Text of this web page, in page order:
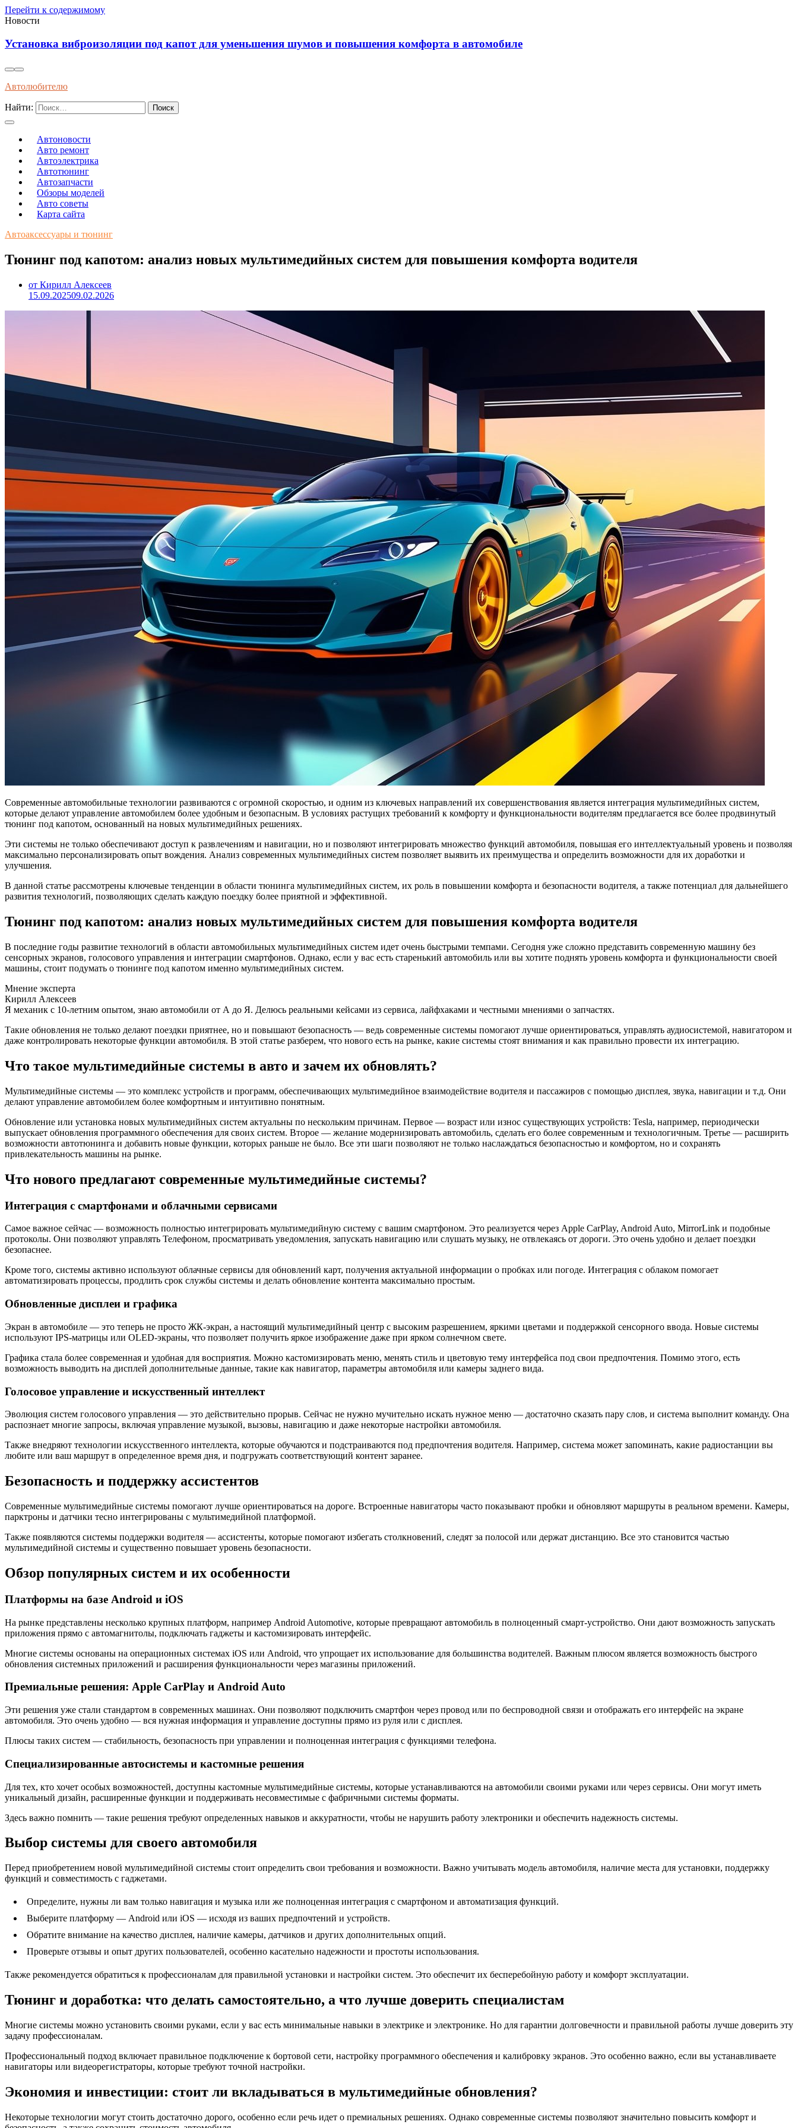
Перейти к содержимому
Новости
Влияние современного топлива на износ и долговечность двигателей внутреннего сгорания
Автолюбителю
Найти:
Автоновости
Авто ремонт
Автоэлектрика
Автотюнинг
Автозапчасти
Обзоры моделей
Авто советы
Карта сайта
Автоаксессуары и тюнинг
Тюнинг под капотом: анализ новых мультимедийных систем для повышения комфорта водителя
от Кирилл Алексеев
15.09.202509.02.2026
Современные автомобильные технологии развиваются с огромной скоростью, и одним из ключевых направлений их совершенствования является интеграция мультимедийных систем,
которые делают управление автомобилем более удобным и безопасным. В условиях растущих требований к комфорту и функциональности водителям предлагается все более продвинутый
тюнинг под капотом, основанный на новых мультимедийных решениях.
Эти системы не только обеспечивают доступ к развлечениям и навигации, но и позволяют интегрировать множество функций автомобиля, повышая его интеллектуальный уровень и позволяя
максимально персонализировать опыт вождения. Анализ современных мультимедийных систем позволяет выявить их преимущества и определить возможности для их доработки и
улучшения.
В данной статье рассмотрены ключевые тенденции в области тюнинга мультимедийных систем, их роль в повышении комфорта и безопасности водителя, а также потенциал для дальнейшего
развития технологий, позволяющих сделать каждую поездку более приятной и эффективной.
Тюнинг под капотом: анализ новых мультимедийных систем для повышения комфорта водителя
В последние годы развитие технологий в области автомобильных мультимедийных систем идет очень быстрыми темпами. Сегодня уже сложно представить современную машину без
сенсорных экранов, голосового управления и интеграции смартфонов. Однако, если у вас есть старенький автомобиль или вы хотите поднять уровень комфорта и функциональности своей
машины, стоит подумать о тюнинге под капотом именно мультимедийных систем.
Мнение эксперта
Кирилл Алексеев
Я механик с 10-летним опытом, знаю автомобили от А до Я. Делюсь реальными кейсами из сервиса, лайфхаками и честными мнениями о запчастях.
Такие обновления не только делают поездки приятнее, но и повышают безопасность — ведь современные системы помогают лучше ориентироваться, управлять аудиосистемой, навигатором и
даже контролировать некоторые функции автомобиля. В этой статье разберем, что нового есть на рынке, какие системы стоят внимания и как правильно провести их интеграцию.
Что такое мультимедийные системы в авто и зачем их обновлять?
Мультимедийные системы — это комплекс устройств и программ, обеспечивающих мультимедийное взаимодействие водителя и пассажиров с помощью дисплея, звука, навигации и т.д. Они
делают управление автомобилем более комфортным и интуитивно понятным.
Обновление или установка новых мультимедийных систем актуальны по нескольким причинам. Первое — возраст или износ существующих устройств: Tesla, например, периодически
выпускает обновления программного обеспечения для своих систем. Второе — желание модернизировать автомобиль, сделать его более современным и технологичным. Третье — расширить
возможности автотюнинга и добавить новые функции, которых раньше не было. Все эти шаги позволяют не только наслаждаться безопасностью и комфортом, но и сохранять
привлекательность машины на рынке.
Что нового предлагают современные мультимедийные системы?
Интеграция с смартфонами и облачными сервисами
Самое важное сейчас — возможность полностью интегрировать мультимедийную систему с вашим смартфоном. Это реализуется через Apple CarPlay, Android Auto, MirrorLink и подобные
протоколы. Они позволяют управлять Телефоном, просматривать уведомления, запускать навигацию или слушать музыку, не отвлекаясь от дороги. Это очень удобно и делает поездки
безопаснее.
Кроме того, системы активно используют облачные сервисы для обновлений карт, получения актуальной информации о пробках или погоде. Интеграция с облаком помогает
автоматизировать процессы, продлить срок службы системы и делать обновление контента максимально простым.
Обновленные дисплеи и графика
Экран в автомобиле — это теперь не просто ЖК-экран, а настоящий мультимедийный центр с высоким разрешением, яркими цветами и поддержкой сенсорного ввода. Новые системы
используют IPS-матрицы или OLED-экраны, что позволяет получить яркое изображение даже при ярком солнечном свете.
Графика стала более современная и удобная для восприятия. Можно кастомизировать меню, менять стиль и цветовую тему интерфейса под свои предпочтения. Помимо этого, есть
возможность выводить на дисплей дополнительные данные, такие как навигатор, параметры автомобиля или камеры заднего вида.
Голосовое управление и искусственный интеллект
Эволюция систем голосового управления — это действительно прорыв. Сейчас не нужно мучительно искать нужное меню — достаточно сказать пару слов, и система выполнит команду. Она
распознает многие запросы, включая управление музыкой, вызовы, навигацию и даже некоторые настройки автомобиля.
Также внедряют технологии искусственного интеллекта, которые обучаются и подстраиваются под предпочтения водителя. Например, система может запоминать, какие радиостанции вы
любите или ваш маршрут в определенное время дня, и подгружать соответствующий контент заранее.
Безопасность и поддержку ассистентов
Современные мультимедийные системы помогают лучше ориентироваться на дороге. Встроенные навигаторы часто показывают пробки и обновляют маршруты в реальном времени. Камеры,
парктроны и датчики тесно интегрированы с мультимедийной платформой.
Также появляются системы поддержки водителя — ассистенты, которые помогают избегать столкновений, следят за полосой или держат дистанцию. Все это становится частью
мультимедийной системы и существенно повышает уровень безопасности.
Обзор популярных систем и их особенности
Платформы на базе Android и iOS
На рынке представлены несколько крупных платформ, например Android Automotive, которые превращают автомобиль в полноценный смарт-устройство. Они дают возможность запускать
приложения прямо с автомагнитолы, подключать гаджеты и кастомизировать интерфейс.
Многие системы основаны на операционных системах iOS или Android, что упрощает их использование для большинства водителей. Важным плюсом является возможность быстрого
обновления системных приложений и расширения функциональности через магазины приложений.
Премиальные решения: Apple CarPlay и Android Auto
Эти решения уже стали стандартом в современных машинах. Они позволяют подключить смартфон через провод или по беспроводной связи и отображать его интерфейс на экране
автомобиля. Это очень удобно — вся нужная информация и управление доступны прямо из руля или с дисплея.
Плюсы таких систем — стабильность, безопасность при управлении и полноценная интеграция с функциями телефона.
Специализированные автосистемы и кастомные решения
Для тех, кто хочет особых возможностей, доступны кастомные мультимедийные системы, которые устанавливаются на автомобили своими руками или через сервисы. Они могут иметь
уникальный дизайн, расширенные функции и поддерживать несовместимые с фабричными системы форматы.
Здесь важно помнить — такие решения требуют определенных навыков и аккуратности, чтобы не нарушить работу электроники и обеспечить надежность системы.
Выбор системы для своего автомобиля
Перед приобретением новой мультимедийной системы стоит определить свои требования и возможности. Важно учитывать модель автомобиля, наличие места для установки, поддержку
функций и совместимость с гаджетами.
Определите, нужны ли вам только навигация и музыка или же полноценная интеграция с смартфоном и автоматизация функций.
Выберите платформу — Android или iOS — исходя из ваших предпочтений и устройств.
Обратите внимание на качество дисплея, наличие камеры, датчиков и других дополнительных опций.
Проверьте отзывы и опыт других пользователей, особенно касательно надежности и простоты использования.
Также рекомендуется обратиться к профессионалам для правильной установки и настройки систем. Это обеспечит их бесперебойную работу и комфорт эксплуатации.
Тюнинг и доработка: что делать самостоятельно, а что лучше доверить специалистам
Многие системы можно установить своими руками, если у вас есть минимальные навыки в электрике и электронике. Но для гарантии долговечности и правильной работы лучше доверить эту
задачу профессионалам.
Профессиональный подход включает правильное подключение к бортовой сети, настройку программного обеспечения и калибровку экранов. Это особенно важно, если вы устанавливаете
навигаторы или видеорегистраторы, которые требуют точной настройки.
Экономия и инвестиции: стоит ли вкладываться в мультимедийные обновления?
Некоторые технологии могут стоить достаточно дорого, особенно если речь идет о премиальных решениях. Однако современные системы позволяют значительно повысить комфорт и